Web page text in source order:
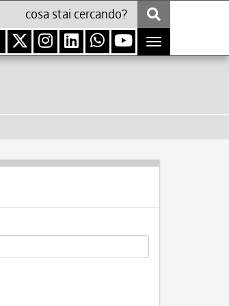
Toggle
navigation